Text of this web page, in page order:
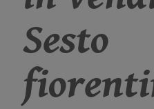
Sesto